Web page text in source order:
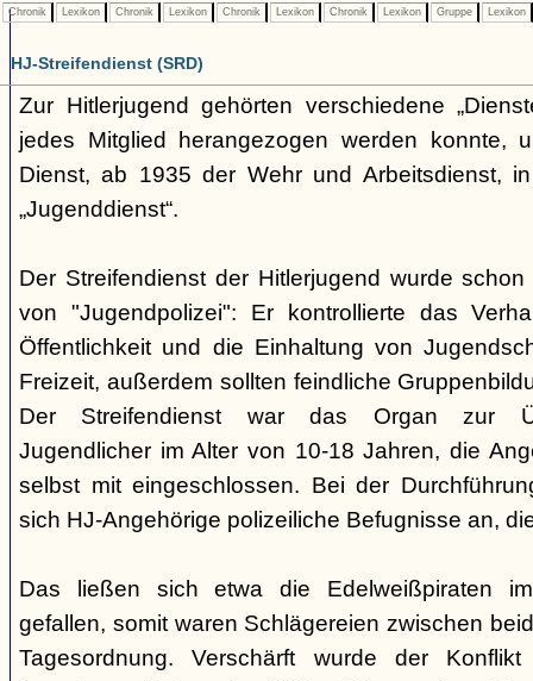
Chronik Lexikon Chronik Lexikon Chronik Lexikon Chronik Lexikon Gruppe Lexikon
HJ-Streifendienst (SRD)
Zur Hitlerjugend gehörten verschiedene
jedes Mitglied herangezogen werden konnte,
Dienst, ab 1935 der Wehr und Arbeitsdienst,
„Jugenddienst“.
Der Streifendienst der Hitlerjugend wurde
von "Jugendpolizei": Er kontrollierte das
Öffentlichkeit und die Einhaltung von
Freizeit, außerdem sollten feindliche
Der Streifendienst war das Organ zur
Jugendlicher im Alter von 10-18 Jahren, die
selbst mit eingeschlossen. Bei der
sich HJ-Angehörige polizeiliche Befugnisse an,
Das ließen sich etwa die Edelweißpiraten
gefallen, somit waren Schlägereien zwischen
Tagesordnung. Verschärft wurde der